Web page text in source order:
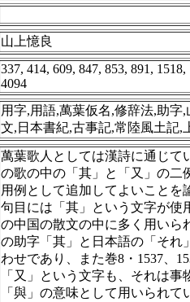
山上憶良
337, 414, 609, 847, 853, 891,
4094
用字,用語,萬葉仮名,修辞法,助字
文,日本書紀,古事記,常陸風土記,
萬葉歌人としては漢詩に通じて
の歌の中の「其」と「又」の二
用例として追加してよいことを
句目には「其」という文字が使
の中国の散文の中に多く用いら
の助字「其」と日本語の「それ
わせであり、また巻8・1537、
「又」という文字も、それは
「與」の意味として用いられ